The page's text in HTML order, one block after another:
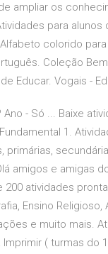
ampliar os
para
colorido
Coleção
Educar. Vogais -
- Só ... Baixe
1.
amigos e amigas
atividades
Ensino
e muito mais.
( turmas do